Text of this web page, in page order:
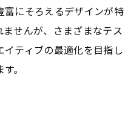
にそろえるデザインが特
せんが、さまざまなテス
イティブの最適化を目指し
。